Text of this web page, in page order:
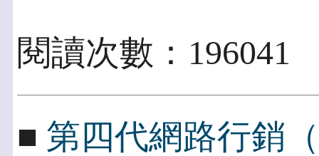
閱讀次數：
■ 第四代網路行銷